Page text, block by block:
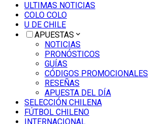
ULTIMAS NOTICIAS
COLO COLO
U DE CHILE
APUESTAS
NOTICIAS
PRONÓSTICOS
GUÍAS
CÓDIGOS PROMOCIONALES
RESEÑAS
APUESTA DEL DÍA
SELECCIÓN CHILENA
FÚTBOL CHILENO
INTERNACIONAL